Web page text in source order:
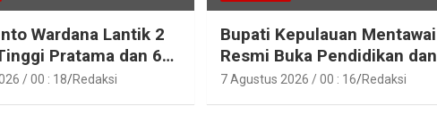
Wardana Lantik 2
Pratama dan 6
di
/ 00 : 18 Redaksi
Bupati Kepulauan Mentawai
Resmi Buka Pendidikan dan
Pelatihan Calon Paskibraka
7 Agustus 2026 / 00 : 16 Redaksi